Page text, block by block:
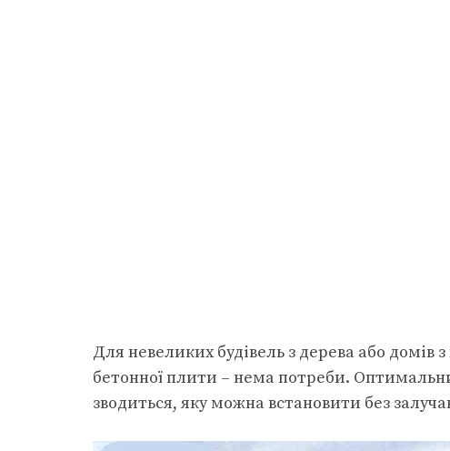
Для невеликих будівель з дерева або
бетонної плити – нема потреби.
зводиться, яку можна встановити без